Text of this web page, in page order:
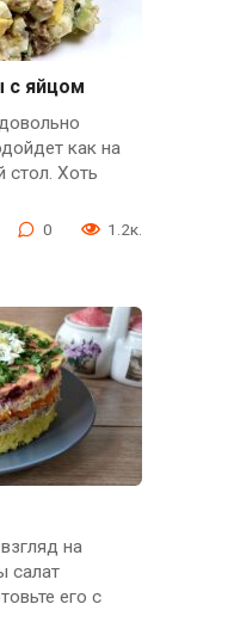
с яйцом
как на
стол. Хоть
0 1.2к.
на
салат
его с